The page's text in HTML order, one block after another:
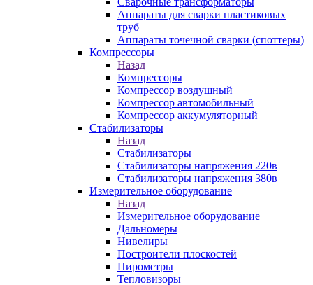
Аппараты для сварки пластиковых
труб
Аппараты точечной сварки (споттеры)
Компрессоры
Назад
Компрессоры
Компрессор воздушный
Компрессор автомобильный
Компрессор аккумуляторный
Стабилизаторы
Назад
Стабилизаторы
Стабилизаторы напряжения 220в
Стабилизаторы напряжения 380в
Измерительное оборудование
Назад
Измерительное оборудование
Дальномеры
Нивелиры
Построители плоскостей
Пирометры
Тепловизоры